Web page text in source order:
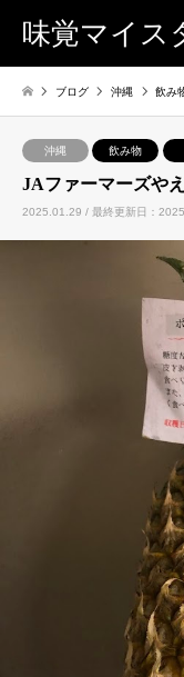
味覚マイス
ブログ 沖縄 飲み
沖縄 飲み物
JAファーマーズや
2025.01.29 / 最終更新日：